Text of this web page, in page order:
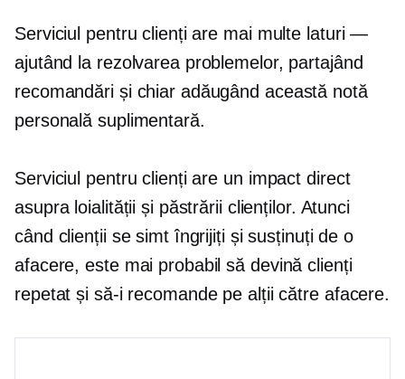
Serviciul pentru clienți are mai multe laturi —
ajutând la rezolvarea problemelor, partajând
recomandări și chiar adăugând această notă
personală suplimentară.
Serviciul pentru clienți are un impact direct
asupra loialității și păstrării clienților. Atunci
când clienții se simt îngrijiți și susținuți de o
afacere, este mai probabil să devină clienți
repetat și să-i recomande pe alții către afacere.